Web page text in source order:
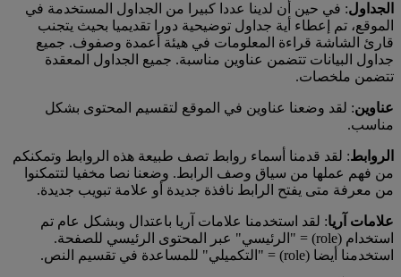
الجداول: في حين أن لدينا عددا كبيرا من الجداول المستخدمة في
الموقع، تم إعطاء أية جداول توضيحية دورا تقديميا بحيث يتجنب
قارئ الشاشة قراءة المعلومات في هيئة أعمدة وصفوف. جميع
جداول البيانات تتضمن عناوين مناسبة. جميع الجداول المعقدة
تتضمن ملخصات.
عناوين: لقد وضعنا عناوين في الموقع لتقسيم المحتوى بشكل
مناسب.
الروابط: لقد قدمنا أسماء روابط تصف طبيعة هذه الروابط وتمكنكم
من فهم عملها من سياق وصف الرابط. وضعنا نصا مخفيا لتتمكنوا
من معرفة متى يفتح الرابط نافذة جديدة أو علامة تبويب جديدة.
علامات آريا: لقد استخدمنا علامات آريا باعتدال وبشكل عام تم
استخدام (role) = "الرئيسي" عبر المحتوى الرئيسي للصفحة.
استخدمنا أيضا (role) = "التكميلي" للمساعدة في تقسيم النص.